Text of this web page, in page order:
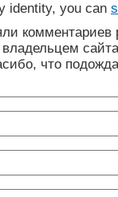
identity, you can
что